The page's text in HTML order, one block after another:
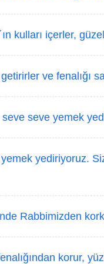
kulları içerler,
ve fenalığı
seve yemek
yemek yediriyoruz.
Rabbimizden
korur,